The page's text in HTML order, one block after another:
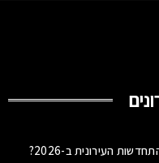
העירונית ב-2026?